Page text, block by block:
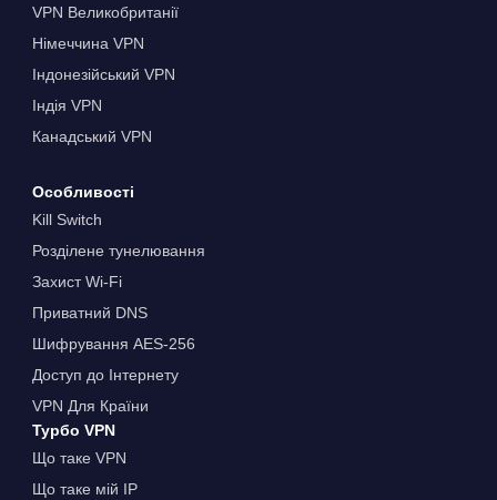
VPN Великобританії
Німеччина VPN
Індонезійський VPN
Індія VPN
Канадський VPN
Особливості
Kill Switch
Розділене тунелювання
Захист Wi-Fi
Приватний DNS
Шифрування AES-256
Доступ до Інтернету
VPN Для Країни
Турбо VPN
Що таке VPN
Що таке мій IP